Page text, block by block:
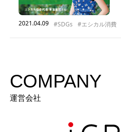
2021.04.09 #SDGs #エシカル消費
COMPANY
運営会社